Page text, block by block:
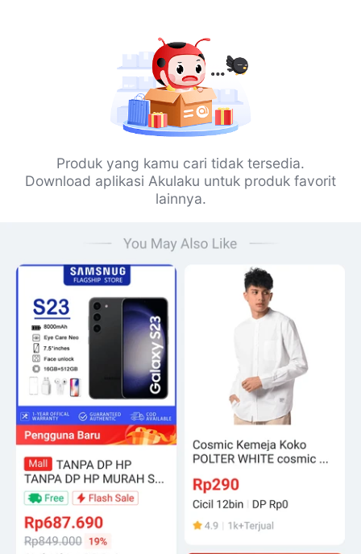
Produk yang kamu cari tidak tersedia.
Download aplikasi Akulaku untuk produk favorit
lainnya.